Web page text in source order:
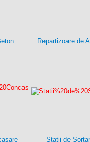
Repartizoare de
Statii de